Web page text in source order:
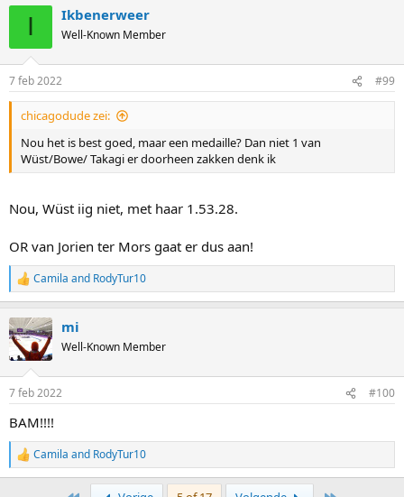
n
s
:
I Ikbenerweer
Well-Known Member
7 feb 2022 #99
chicagodude zei:
Nou het is best goed, maar een medaille? Dan niet 1 van
Wüst/Bowe/ Takagi er doorheen zakken denk ik
Nou, Wüst iig niet, met haar 1.53.28.
OR van Jorien ter Mors gaat er dus aan!
R
e
c
t
i
n
s
Camila and RodyTur10
mi
Well-Known Member
7 feb 2022 #100
BAM!!!!
R
e
Camila and RodyTur10